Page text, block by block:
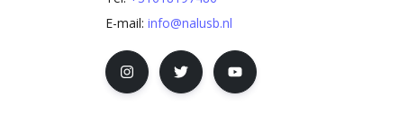
E-mail: info@nalusb.nl